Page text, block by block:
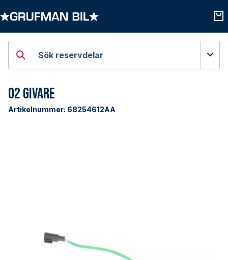
Sök reservdelar
O2 Givare
Artikelnummer: 68254612AA